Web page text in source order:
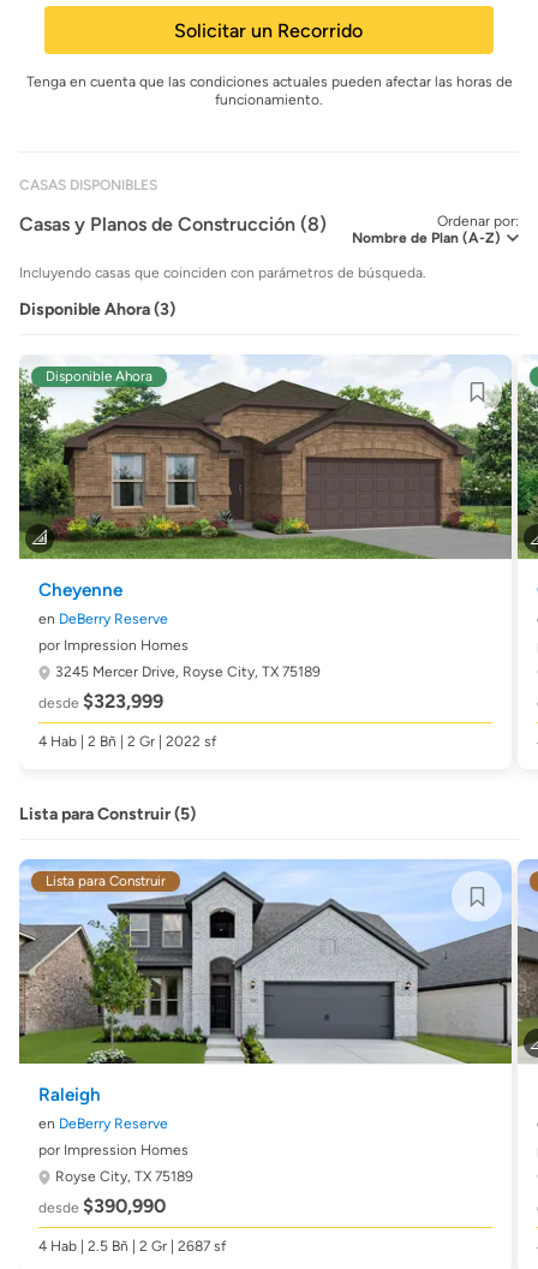
Solicitar un Recorrido
Tenga en cuenta que las condiciones actuales pueden afectar las horas de
funcionamiento.
CASAS DISPONIBLES
Ordenar por:
Casas y Planos de Construcción (8)
Incluyendo casas que coinciden con parámetros de búsqueda.
Disponible Ahora (3)
Disponible Ahora
Cheyenne
en DeBerry Reserve
por Impression Homes
3245 Mercer Drive, Royse City, TX 75189
desde $323,999
4 Hab | 2 Bñ | 2 Gr | 2022 sf
Lista para Construir (5)
Lista para Construir
Raleigh
en DeBerry Reserve
por Impression Homes
Royse City, TX 75189
desde $390,990
4 Hab | 2.5 Bñ | 2 Gr | 2687 sf